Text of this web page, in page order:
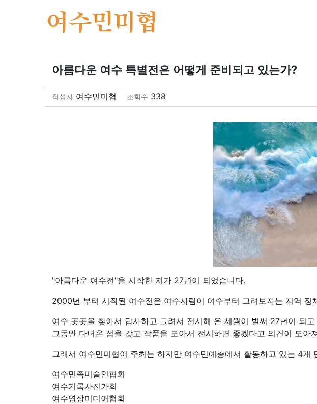
여수민미협
아름다운 여수 특별전은 어떻게 준비되고 있는가?
작성자 여수민미협 조회수 338
"아름다운 여수전"을 시작한 지가 27년이 되었습니다.
2000년 부터 시작된 여수전은 여수사람이 여수부터 그려보자는 지역 정
여수 곳곳을 찾아서 답사하고 그려서 전시해 온 세월이 벌써 27년이 되
그동안 다녀온 섬을 갖고 작품을 모아서 전시하면 좋겠다고 의견이 모
그래서 여수민미협이 주최는 하지만 여수민예총에서 활동하고 있는 4
여수민족미술인협회
여수기록사진가회
여수영상미디어협회